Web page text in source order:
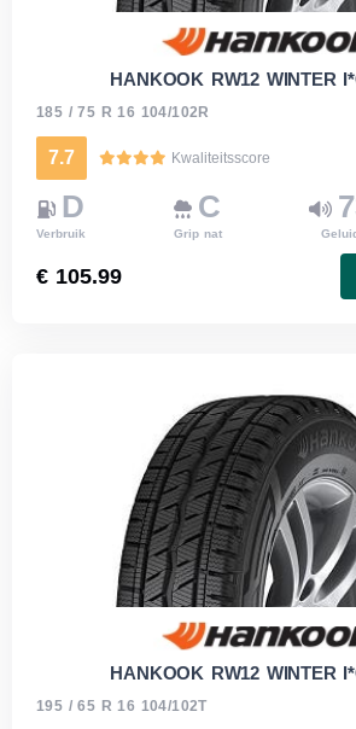
HANKOOK RW12 WINTER
185 / 75 R 16 104/102R
7.7 Kwaliteitsscore
D
Verbruik
C
Grip nat
€ 105.99
HANKOOK RW12 WINTER
195 / 65 R 16 104/102T